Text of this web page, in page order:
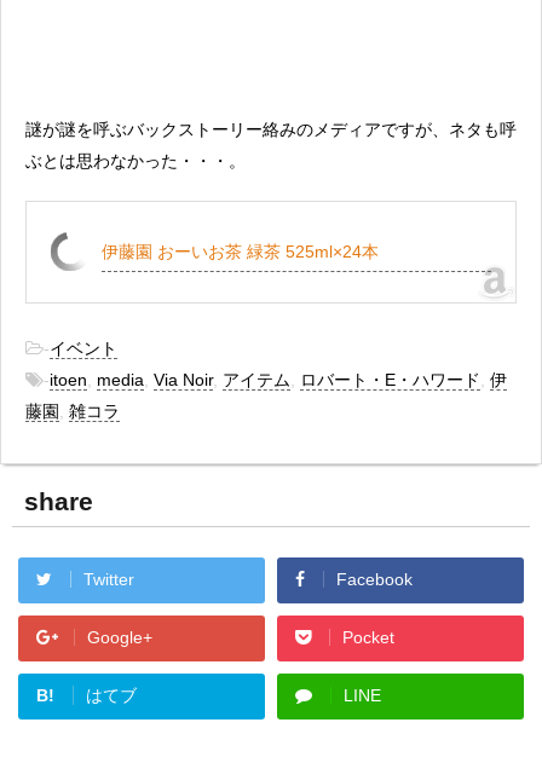
謎が謎を呼ぶバックストーリー絡みのメディアですが、ネタも呼
ぶとは思わなかった・・・。
伊藤園 おーいお茶 緑茶 525ml×24本
-イベント
-itoen media Via Noir, アイテム ロバート・E・ハワード
伊
藤園
雑コラ
share
Twitter Facebook
Google+ Pocket
B! はてブ LINE